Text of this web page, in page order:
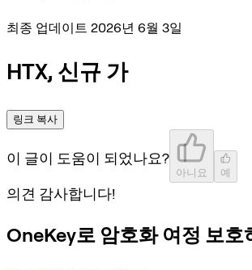
최종 업데이트 2026년 6월 3일
HTX, 신규 가
링크 복사
이 글이 도움이 되었나요?
아니요 예
의견 감사합니다!
OneKey로 암호화 여정 보호